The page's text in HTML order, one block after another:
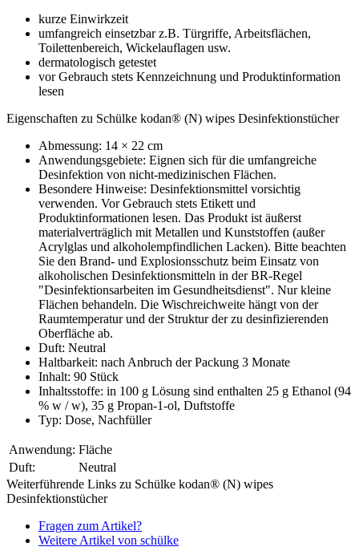
kurze Einwirkzeit
umfangreich einsetzbar z.B. Türgriffe, Arbeitsflächen,
Toilettenbereich, Wickelauflagen usw.
dermatologisch getestet
vor Gebrauch stets Kennzeichnung und Produktinformation
lesen
Eigenschaften zu Schülke kodan® (N) wipes Desinfektionstücher
Abmessung: 14 × 22 cm
Anwendungsgebiete: Eignen sich für die umfangreiche
Desinfektion von nicht-medizinischen Flächen.
Besondere Hinweise: Desinfektionsmittel vorsichtig
verwenden. Vor Gebrauch stets Etikett und
Produktinformationen lesen. Das Produkt ist äußerst
materialverträglich mit Metallen und Kunststoffen (außer
Acrylglas und alkoholempfindlichen Lacken). Bitte beachten
Sie den Brand- und Explosionsschutz beim Einsatz von
alkoholischen Desinfektionsmitteln in der BR-Regel
"Desinfektionsarbeiten im Gesundheitsdienst". Nur kleine
Flächen behandeln. Die Wischreichweite hängt von der
Raumtemperatur und der Struktur der zu desinfizierenden
Oberfläche ab.
Duft: Neutral
Haltbarkeit: nach Anbruch der Packung 3 Monate
Inhalt: 90 Stück
Inhaltsstoffe: in 100 g Lösung sind enthalten 25 g Ethanol (94
% w / w), 35 g Propan-1-ol, Duftstoffe
Typ: Dose, Nachfüller
Anwendung: Fläche
Duft:
Neutral
Weiterführende Links zu Schülke kodan® (N) wipes
Desinfektionstücher
Fragen zum Artikel?
Weitere Artikel von schülke